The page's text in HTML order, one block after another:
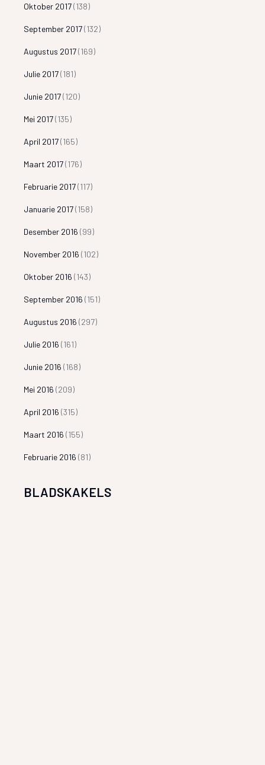
Oktober 2017(138)
September 2017(132)
Augustus 2017(169)
Julie 2017(181)
Junie 2017(120)
Mei 2017(135)
April 2017(165)
Maart 2017(176)
Februarie 2017(117)
Januarie 2017(158)
Desember 2016 (99)
November 2016 (102)
Oktober 2016 (143)
September 2016 (151)
Augustus 2016 (297)
Julie 2016 (161)
Junie 2016 (168)
Mei 2016 (209)
April 2016 (315)
Maart 2016 (155)
Februarie 2016 (81)
BLADSKAKELS